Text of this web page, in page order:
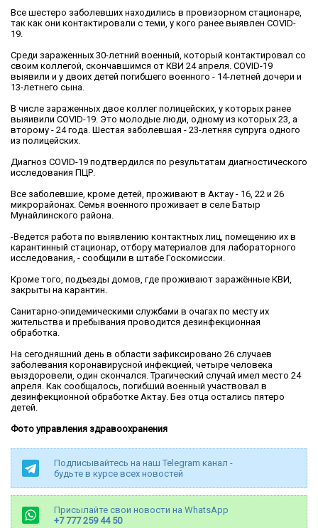
Все шестеро заболевших находились в провизорном стационаре,
так как они контактировали с теми, у кого ранее выявлен COVID-
19.
Среди зараженных 30-летний военный, который контактировал со
своим коллегой, скончавшимся от КВИ 24 апреля. COVID-19
выявили и у двоих детей погибшего военного - 14-летней дочери и
13-летнего сына.
В числе зараженных двое коллег полицейских, у которых ранее
выяивили COVID-19. Это молодые люди, одному из которых 23, а
второму - 24 года. Шестая заболевшая - 23-летняя супруга одного
из полицейских.
Диагноз COVID-19 подтвердился по результатам диагностического
исследования ПЦР.
Все заболевшие, кроме детей, проживают в Актау - 16, 22 и 26
микрорайонах. Семья военного проживает в селе Батыр
Мунайлинского района.
-Ведется работа по выявлению контактных лиц, помещению их в
карантинный стационар, отбору материалов для лабораторного
исследования, - сообщили в штабе Госкомиссии.
Кроме того, подъезды домов, где проживают заражённые КВИ,
закрыты на карантин.
Санитарно-эпидемическими службами в очагах по месту их
жительства и пребывания проводится дезинфекционная
обработка.
На сегодняшний день в области зафиксировано 26 случаев
заболевания коронавирусной инфекцией, четыре человека
выздоровели, один скончался. Трагический случай имел место 24
апреля. Как сообщалось, погибший военный участвовал в
дезинфекционной обработке Актау. Без отца остались пятеро
детей.
Фото управления здравоохранения
Подписывайтесь на наш Telegram канал -
будьте в курсе всех новостей
Присылайте свои новости на WhatsApp
+7 777 259 44 50